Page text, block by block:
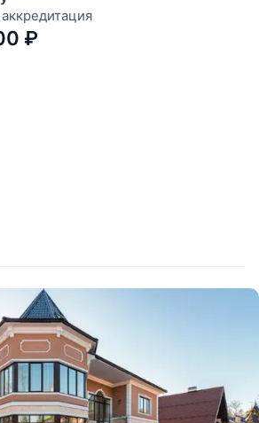
территория,
свой пруд с декоративными
₽